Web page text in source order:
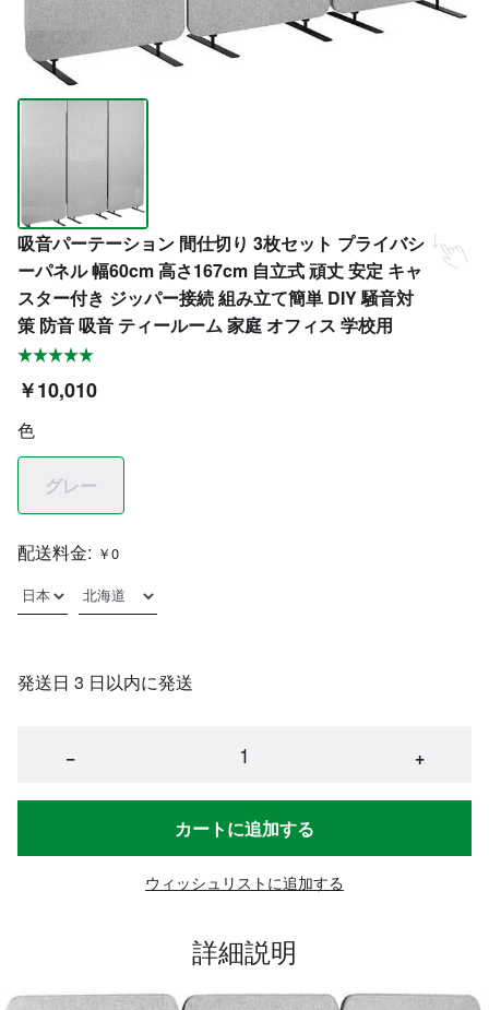
吸音パーテーション 間仕切り 3枚セット プライバシ
ーパネル 幅60cm 高さ167cm 自立式 頑丈 安定 キャ
スター付き ジッパー接続 組み立て簡単 DIY 騒音対
策 防音 吸音 ティールーム 家庭 オフィス 学校用
￥10,010
色
グレー
配送料金: ￥0
発送日 3 日以内に発送
− +
カートに追加する
ウィッシュリストに追加する
詳細説明